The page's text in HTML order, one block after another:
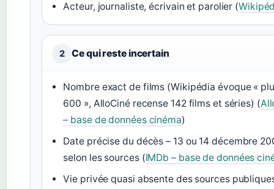
Acteur, journaliste, écrivain et parolier (
2 Ce qui reste incertain
Nombre exact de films (Wikipédia évoque «
600 », AlloCiné recense 142 films et séries) (
– base de données cinéma)
Date précise du décès – 13 ou 14 décembre
selon les sources (IMDb – base de données
Vie privée quasi absente des sources